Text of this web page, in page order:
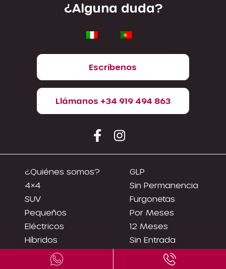
¿Alguna duda?
Escríbenos
Llámanos +34 919 494 863
¿Quiénes somos?
4×4
SUV
Pequeños
Eléctricos
Híbridos
Renting Flexibles
Sin Entradas
GLP
Sin Permanencia
Furgonetas
Por Meses
12 Meses
Sin Entrada
Camiones